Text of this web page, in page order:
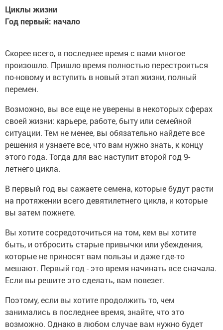
Циклы жизни
Год первый: начало
Скорее всего, в последнее время с вами многое
произошло. Пришло время полностью перестроиться
по-новому и вступить в новый этап жизни, полный
перемен.
Возможно, вы все еще не уверены в некоторых сферах
своей жизни: карьере, работе, быту или семейной
ситуации. Тем не менее, вы обязательно найдете все
решения и узнаете все, что вам нужно знать, к концу
этого года. Тогда для вас наступит второй год 9-
летнего цикла.
В первый год вы сажаете семена, которые будут расти
на протяжении всего девятилетнего цикла, и которые
вы затем пожнете.
Вы хотите сосредоточиться на том, кем вы хотите
быть, и отбросить старые привычки или убеждения,
которые не приносят вам пользы и даже где-то
мешают. Первый год - это время начинать все сначала.
Если вы решите это сделать, вам повезет.
Поэтому, если вы хотите продолжить то, чем
занимались в последнее время, знайте, что это
возможно. Однако в любом случае вам нужно будет